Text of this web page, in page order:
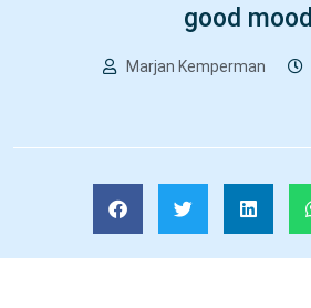
good mood
Marjan Kemperman